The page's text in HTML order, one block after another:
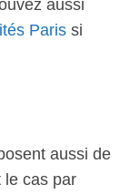
aussi
Paris si
aussi de
le cas par